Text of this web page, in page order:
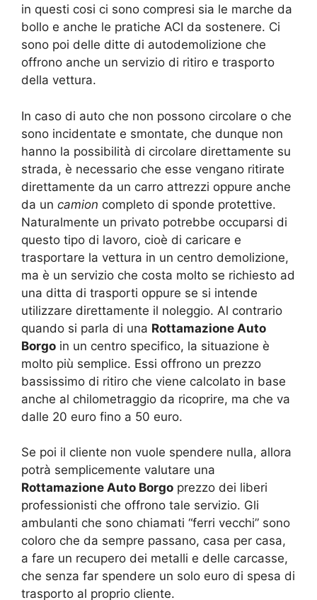
in questi cosi ci sono compresi sia le marche da
bollo e anche le pratiche ACI da sostenere. Ci
sono poi delle ditte di autodemolizione che
offrono anche un servizio di ritiro e trasporto
della vettura.
In caso di auto che non possono circolare o che
sono incidentate e smontate, che dunque non
hanno la possibilità di circolare direttamente su
strada, è necessario che esse vengano ritirate
direttamente da un carro attrezzi oppure anche
da un camion completo di sponde protettive.
Naturalmente un privato potrebbe occuparsi di
questo tipo di lavoro, cioè di caricare e
trasportare la vettura in un centro demolizione,
ma è un servizio che costa molto se richiesto ad
una ditta di trasporti oppure se si intende
utilizzare direttamente il noleggio. Al contrario
quando si parla di una Rottamazione Auto
Borgo in un centro specifico, la situazione è
molto più semplice. Essi offrono un prezzo
bassissimo di ritiro che viene calcolato in base
anche al chilometraggio da ricoprire, ma che va
dalle 20 euro fino a 50 euro.
Se poi il cliente non vuole spendere nulla, allora
potrà semplicemente valutare una
Rottamazione Auto Borgo prezzo dei liberi
professionisti che offrono tale servizio. Gli
ambulanti che sono chiamati “ferri vecchi” sono
coloro che da sempre passano, casa per casa,
a fare un recupero dei metalli e delle carcasse,
che senza far spendere un solo euro di spesa di
trasporto al proprio cliente.